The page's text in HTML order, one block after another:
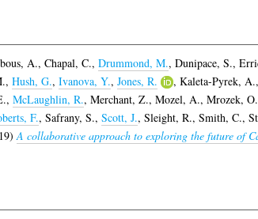
A., Chapal, C., Drummond, M., Dunipace, S.,
, Hush, G., Ivanova, Y., Jones, R. , Kaleta-Pyrek, A.,
, McLaughlin, R., Merchant, Z., Mozel, A., Mrozek, O.
F., Safrany, S., Scott, J., Sleight, R., Smith, C.,
A collaborative approach to exploring the future of